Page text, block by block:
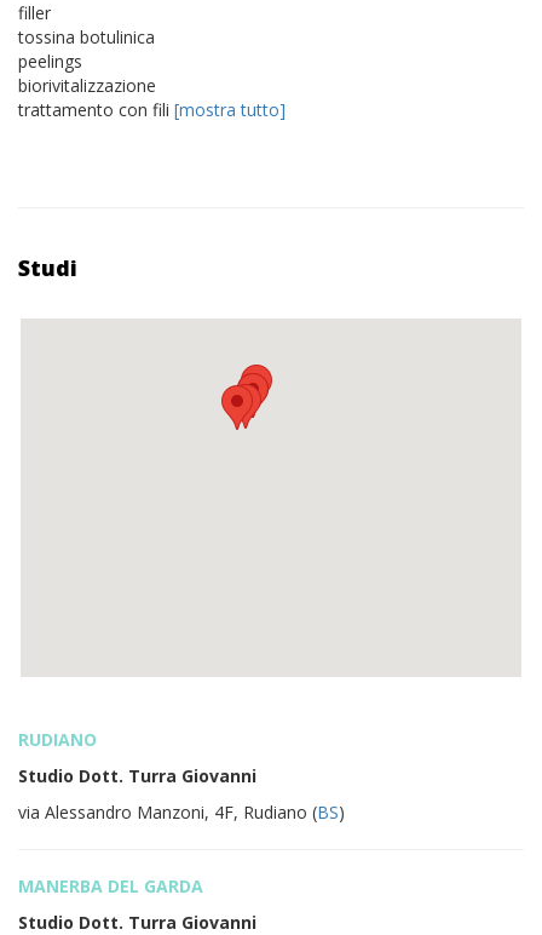
filler
tossina botulinica
peelings
biorivitalizzazione
trattamento con fili [mostra tutto]
Studi
RUDIANO
Studio Dott. Turra Giovanni
via Alessandro Manzoni, 4F, Rudiano (BS)
MANERBA DEL GARDA
Studio Dott. Turra Giovanni